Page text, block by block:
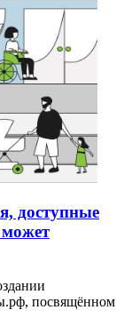
доступные
посвящённом